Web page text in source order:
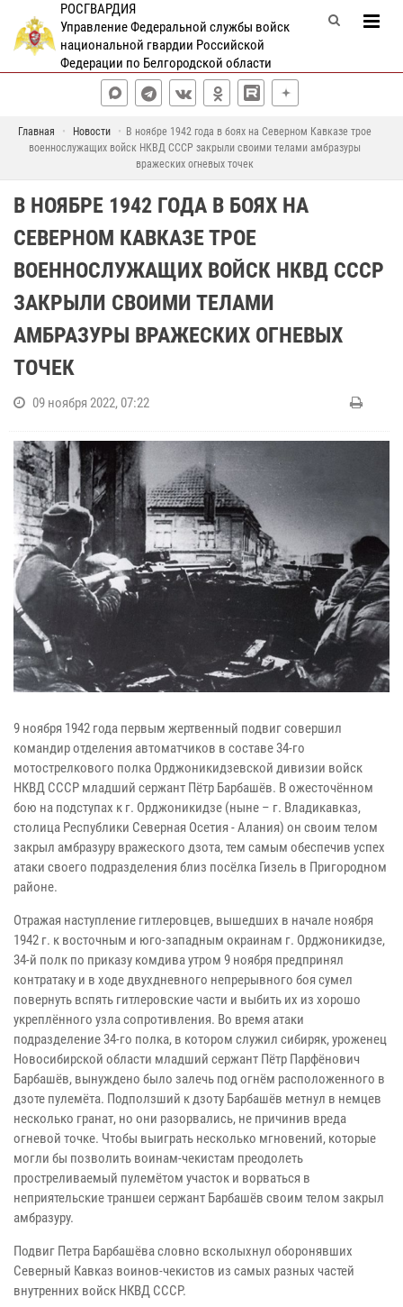
РОСГВАРДИЯ
Управление Федеральной службы войск
национальной гвардии Российской
Федерации по Белгородской области
Главная Новости
В ноябре 1942 года в боях на Северном Кавказе трое
военнослужащих войск НКВД СССР закрыли своими телами амбразуры
вражеских огневых точек
В НОЯБРЕ 1942 ГОДА В БОЯХ НА
СЕВЕРНОМ КАВКАЗЕ ТРОЕ
ВОЕННОСЛУЖАЩИХ ВОЙСК НКВД СССР
ЗАКРЫЛИ СВОИМИ ТЕЛАМИ
АМБРАЗУРЫ ВРАЖЕСКИХ ОГНЕВЫХ
ТОЧЕК
09 ноября 2022, 07:22
9 ноября 1942 года первым жертвенный подвиг совершил
командир отделения автоматчиков в составе 34-го
мотострелкового полка Орджоникидзевской дивизии войск
НКВД СССР младший сержант Пётр Барбашёв. В ожесточённом
бою на подступах к г. Орджоникидзе (ныне – г. Владикавказ,
столица Республики Северная Осетия - Алания) он своим телом
закрыл амбразуру вражеского дзота, тем самым обеспечив успех
атаки своего подразделения близ посёлка Гизель в Пригородном
районе.
Отражая наступление гитлеровцев, вышедших в начале ноября
1942 г. к восточным и юго-западным окраинам г. Орджоникидзе,
34-й полк по приказу комдива утром 9 ноября предпринял
контратаку и в ходе двухдневного непрерывного боя сумел
повернуть вспять гитлеровские части и выбить их из хорошо
укреплённого узла сопротивления. Во время атаки
подразделение 34-го полка, в котором служил сибиряк, уроженец
Новосибирской области младший сержант Пётр Парфёнович
Барбашёв, вынуждено было залечь под огнём расположенного в
дзоте пулемёта. Подползший к дзоту Барбашёв метнул в немцев
несколько гранат, но они разорвались, не причинив вреда
огневой точке. Чтобы выиграть несколько мгновений, которые
могли бы позволить воинам-чекистам преодолеть
простреливаемый пулемётом участок и ворваться в
неприятельские траншеи сержант Барбашёв своим телом закрыл
амбразуру.
Подвиг Петра Барбашёва словно всколыхнул оборонявших
Северный Кавказ воинов-чекистов из самых разных частей
внутренних войск НКВД СССР.